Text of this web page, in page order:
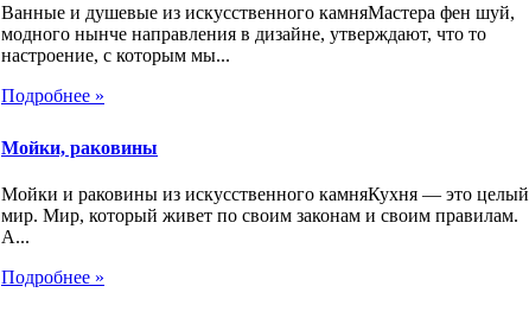
Ванные и душевые из искусственного камняМастера фен шуй,
модного нынче направления в дизайне, утверждают, что то
настроение, с которым мы...
Подробнее »
Мойки, раковины
Мойки и раковины из искусственного камняКухня — это целый
мир. Мир, который живет по своим законам и своим правилам.
А...
Подробнее »